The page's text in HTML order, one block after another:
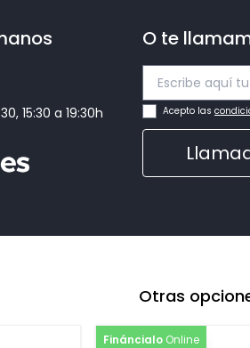
15:30 a 19:30h
O te
Acepto las
Otras
Fináncialo Online